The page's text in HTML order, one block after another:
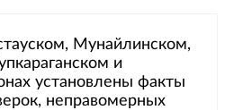
Мунайлинском,
и
установлены факты
неправомерных